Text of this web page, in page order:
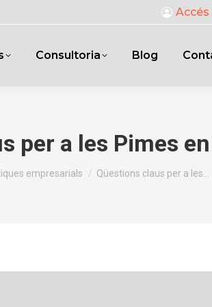
Consultoria Blog
per a les Pimes
empresarials Qüestions claus per a les…